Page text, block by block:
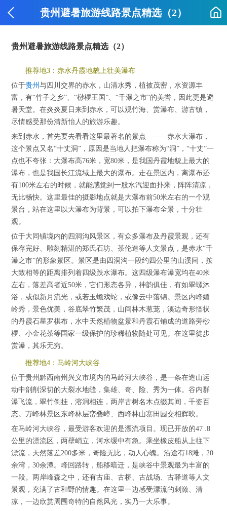
贵州避暑旅游线路景点精选（2）
贵州避暑旅游线路景点精选（2）
推荐地3：赤水丹霞地貌上壮美瀑布
位于贵州与四川交界的赤水，山清水秀，植被茂密，水资源丰
富，有“竹子之乡”、“桫椤王国”、“千瀑之市”的美誉，因此更是避
暑天堂。在炎炎夏日来到赤水，可以观竹海、赏瀑布、游古镇，
尽情感受那份清新怡人的旅游乐趣。
来到赤水，首先要去看看这里最著名的景点———赤水大瀑布，
这个景点又名“十丈洞”，原因是当地人把瀑布称为“洞”，“十丈”一
点也不夸张：大瀑布高76米，宽80米，是我国丹霞地貌上最大的
瀑布，也是我国长江流域上最大的瀑布。走在景区内，离瀑布还
有100米左右的时候，就能感觉到一股水汽迎面扑来，阵阵清凉，
无比畅快。这里最佳的摄影地点就是大瀑布前50米左右的一个观
景台，站在这里以大瀑布为背景，可以拍下瀑布全景，十分壮
观。
位于大同镇境内的四洞沟风景区，有众多瀑布及丹霞景观，还有
保存完好、雕刻精湛的郑氏石坊、茶伦造等人文景点，是赤水“千
瀑之市”的形象景区。景区是由四洞沟一段约四公里的山溪间，按
大致相等的距离排列着四级跌水瀑布。这四级瀑布瀑宽均在40米
左右，落差高者近50米，它们形态各异，神韵俱佳，有如翠螺沐
浴，或似新月流光，或若玉蟾戏蛇，或像云中落锦。景区内峰媚
岭秀，景色优美，谷底翠竹繁茂，山间林木葱茏，溪边奇形怪状
的丹霞石星罗棋布，水中天然植物盆景和丹霞石铺成的道路旁桫
椤、小金花茶等国家一级保护的珍稀植物随处可见。在这里徒步
赏瀑，其乐无穷。
推荐地4：马岭河大峡谷
位于贵州黔西南州兴义市境内的马岭河大峡谷，是一条在造山运
动中剖削深切的大裂水地缝，集雄、奇、险、秀为一体。谷内群
瀑飞流，翠竹倒挂，溶洞相连，两岸古树名木点缀其间，千姿百
态。万峰林景区东峰林层峦叠嶂、西峰林山寨田园交相辉映。
在马岭河大峡谷，最受游客欢迎的是漂流项目。现已开放的47 .8
公里的漂流区，两壁峭立，河水缓中有急。乘坐橡皮船从上往下
漂流，天然落差200多米，奇险无比，动人心魄。沿途有18滩，20
余湾，30余潭。峰回路转，船移暗迁，是峡谷中景观最为丰富的
一段。两岸峰森之中，还有古庙、古桥、古战场、古驿道等人文
景观，充满了古和野的情趣。在这里一边感受漂流的刺激、清
凉，一边欣赏周围奇特的自然风光，实乃一大乐事。